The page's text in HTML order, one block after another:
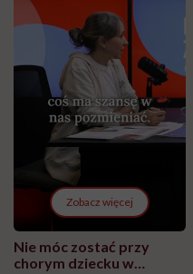
Zobacz więcej
Nie móc zostać przy
chorym dziecku w